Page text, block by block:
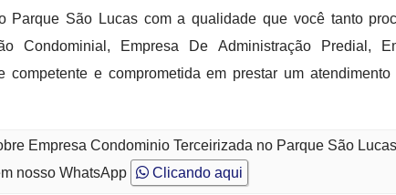
Parque São Lucas com a qualidade que você tanto
Condominial, Empresa De Administração Predial,
e comprometida em prestar um
Empresa Condominio Terceirizada no Parque São
nosso WhatsApp Clicando aqui